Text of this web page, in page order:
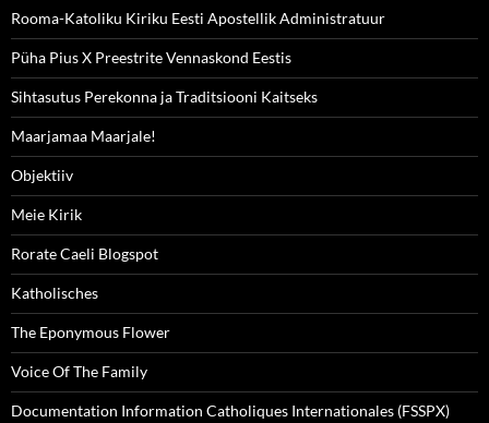
Rooma-Katoliku Kiriku Eesti Apostellik Administratuur
Püha Pius X Preestrite Vennaskond Eestis
Sihtasutus Perekonna ja Traditsiooni Kaitseks
Maarjamaa Maarjale!
Objektiiv
Meie Kirik
Rorate Caeli Blogspot
Katholisches
The Eponymous Flower
Voice Of The Family
Documentation Information Catholiques Internationales (FSSPX)